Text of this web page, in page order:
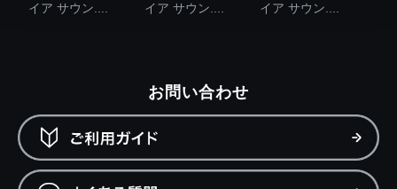
イア サウン....
イア サウン....
イア サウン....
お問い合わせ